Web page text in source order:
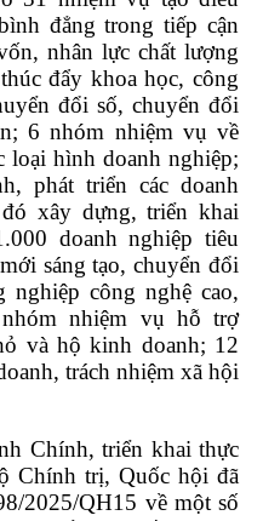
đẳng trong tiếp cận
nhân lực chất lượng
đẩy khoa học, công
đổi số, chuyển đổi
6 nhóm nhiệm vụ về
loại hình doanh nghiệp;
phát triển các doanh
xây dựng, triển khai
doanh nghiệp tiêu
sáng tạo, chuyển đổi
nghiệp công nghệ cao,
nhiệm vụ hỗ trợ
và hộ kinh doanh; 12
trách nhiệm xã hội
Chính, triển khai thực
Chính trị, Quốc hội đã
2025/QH15 về một số